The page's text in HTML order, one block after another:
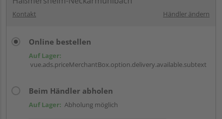
Kontakt Händler ändern
Online bestellen
Auf Lager:
vue.ads.priceMerchantBox.option.delivery.available.subtext
Beim Händler abholen
Auf Lager: Abholung möglich